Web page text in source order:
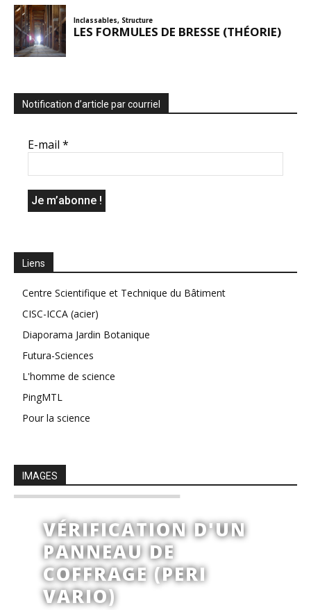
Notification d’article par courriel
E-mail *
Liens
Centre Scientifique et Technique du Bâtiment
CISC-ICCA (acier)
Diaporama Jardin Botanique
Futura-Sciences
L'homme de science
PingMTL
Pour la science
IMAGES
VÉRIFICATION D'UN
PANNEAU DE
COFFRAGE (PERI
VARIO)